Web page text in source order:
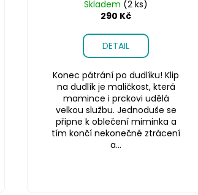
Skladem (2 ks)
290 Kč
DETAIL
Konec pátrání po dudlíku! Klip
na dudlík je maličkost, která
mamince i prckovi udělá
velkou službu. Jednoduše se
připne k oblečení miminka a
tím končí nekonečné ztrácení
a...